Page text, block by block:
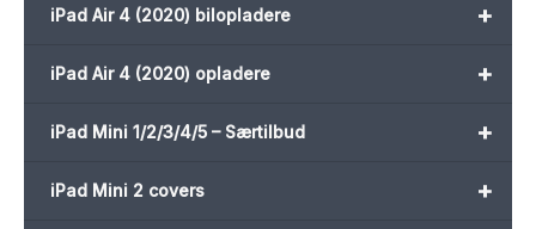
+
iPad Air 4 (2020) bilopladere
+
iPad Air 4 (2020) opladere
+
iPad Mini 1/2/3/4/5 – Særtilbud
+
iPad Mini 2 covers